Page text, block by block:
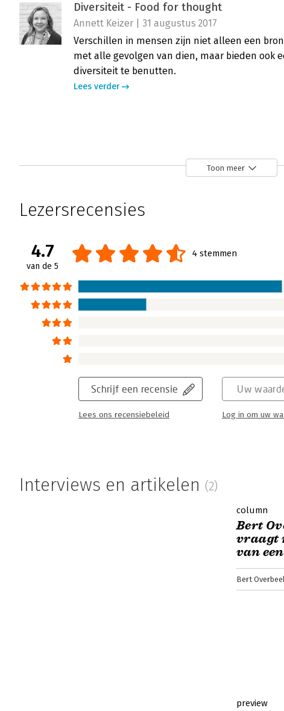
Diversiteit - Food for thought
Annett Keizer | 31 augustus 2017
Verschillen in mensen zijn niet alleen een
met alle gevolgen van dien, maar bieden ook
diversiteit te benutten.
Lees verder
Hanneke Tinor-Centi | 20 juli 2017
Daarmee wordt dit onderwerp echter
Lees verder
Toon meer
Lezersrecensies
4.7
van de 5
4 stemmen
Schrijf een recensie
Lees ons recensiebeleid
Uw
Log in om uw
Interviews en artikelen (2)
column
Bert
vraagt
van
Bert
preview